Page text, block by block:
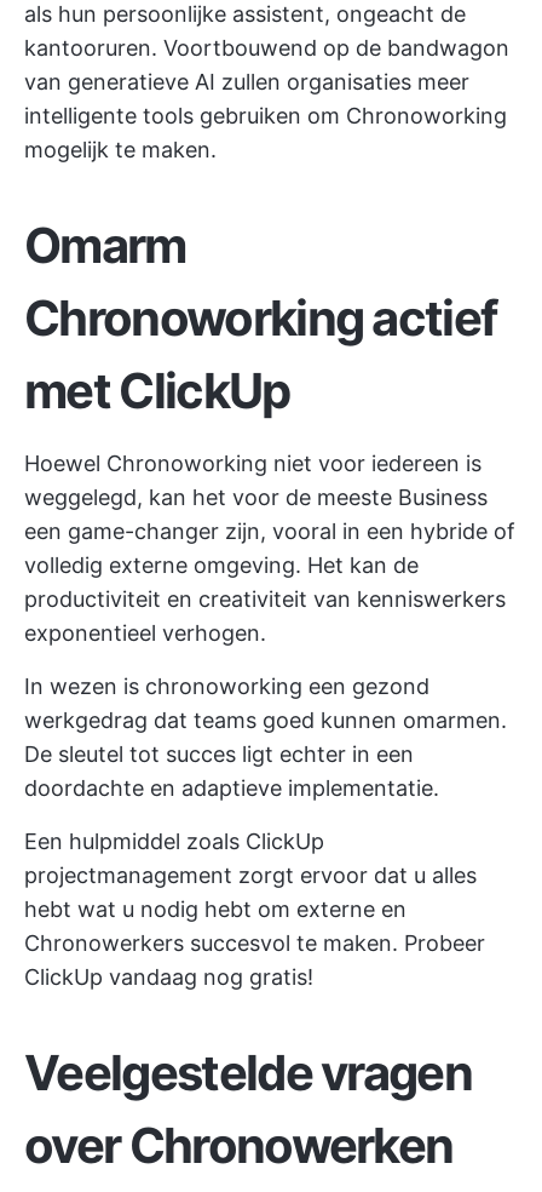
als hun persoonlijke assistent, ongeacht de
kantooruren. Voortbouwend op de bandwagon
van generatieve AI zullen organisaties meer
intelligente tools gebruiken om Chronoworking
mogelijk te maken.
Omarm
Chronoworking actief
met ClickUp
Hoewel Chronoworking niet voor iedereen is
weggelegd, kan het voor de meeste Business
een game-changer zijn, vooral in een hybride of
volledig externe omgeving. Het kan de
productiviteit en creativiteit van kenniswerkers
exponentieel verhogen.
In wezen is chronoworking een gezond
werkgedrag dat teams goed kunnen omarmen.
De sleutel tot succes ligt echter in een
doordachte en adaptieve implementatie.
Een hulpmiddel zoals ClickUp
projectmanagement zorgt ervoor dat u alles
hebt wat u nodig hebt om externe en
Chronowerkers succesvol te maken. Probeer
ClickUp vandaag nog gratis!
Veelgestelde vragen
over Chronowerken